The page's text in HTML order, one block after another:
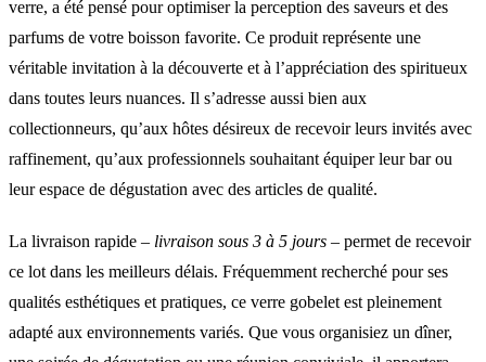
verre, a été pensé pour optimiser la perception des saveurs et des
parfums de votre boisson favorite. Ce produit représente une
véritable invitation à la découverte et à l’appréciation des spiritueux
dans toutes leurs nuances. Il s’adresse aussi bien aux
collectionneurs, qu’aux hôtes désireux de recevoir leurs invités avec
raffinement, qu’aux professionnels souhaitant équiper leur bar ou
leur espace de dégustation avec des articles de qualité.
La livraison rapide – livraison sous 3 à 5 jours – permet de recevoir
ce lot dans les meilleurs délais. Fréquemment recherché pour ses
qualités esthétiques et pratiques, ce verre gobelet est pleinement
adapté aux environnements variés. Que vous organisiez un dîner,